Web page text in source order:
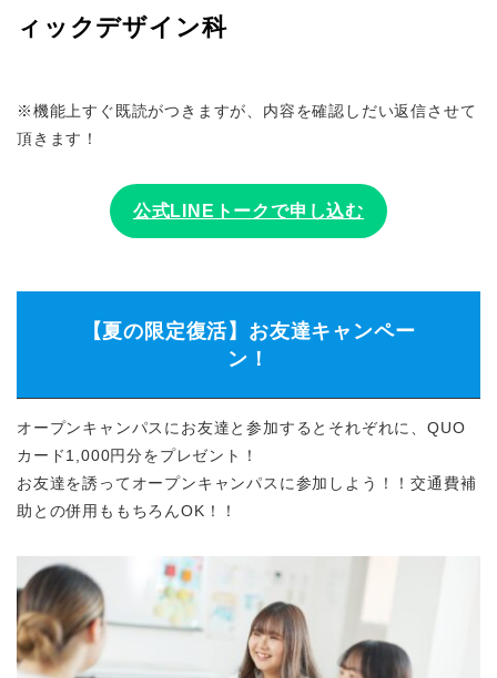
ィックデザイン科
※機能上すぐ既読がつきますが、内容を確認しだい返信させて
頂きます！
公式LINEトークで申し込む
【夏の限定復活】お友達キャンペー
ン！
オープンキャンパスにお友達と参加するとそれぞれに、QUO
カード1,000円分をプレゼント！
お友達を誘ってオープンキャンパスに参加しよう！！交通費補
助との併用ももちろんOK！！